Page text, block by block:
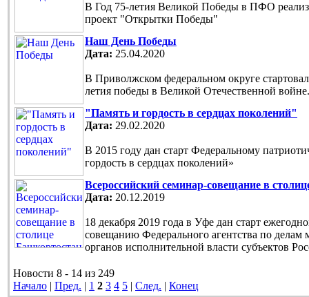
В Год 75-летия Великой Победы в ПФО
проект "Открытки Победы"
Наш День Победы
Дата: 25.04.2020
В Приволжском федеральном округе
летия победы в Великой Отечественной войне.
"Память и гордость в сердцах поколений"
Дата: 29.02.2020
В 2015 году дан старт Федеральному
гордость в сердцах поколений»
Всероссийский семинар-совещание в
Дата: 20.12.2019
18 декабря 2019 года в Уфе дан старт
совещанию Федерального агентства по делам
органов исполнительной власти субъектов
Новости 8 - 14 из 249
Начало | Пред. | 1 2 3 4 5 | След. | Конец